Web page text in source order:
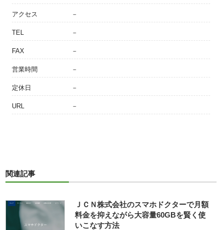
アクセス －
TEL －
FAX －
営業時間 －
定休日 －
URL －
関連記事
ＪＣＮ株式会社のスマホドクターで月額
料金を抑えながら大容量60GBを賢く使
いこなす方法